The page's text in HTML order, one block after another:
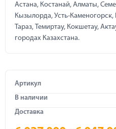
Астана, Костанай, Алматы,
Кызылорда, Усть-
Тараз, Темиртау, Кокшетау,
городах Казахстана.
Артикул
В наличии
Доставка